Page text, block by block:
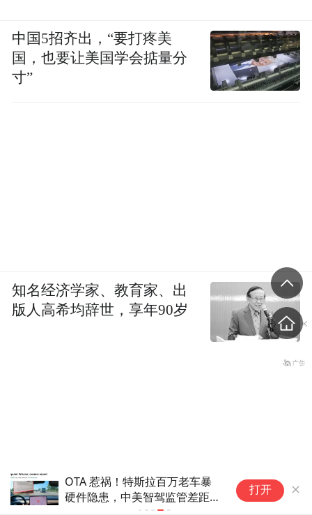
OTA 惹祸！特斯拉百万老车暴
硬件隐患，中美智驾监管差距一
打开
中国5招齐出，“要打疼美
国，也要让美国学会掂量分
寸”
知名经济学家、教育家、出
版人高希均辞世，享年90岁